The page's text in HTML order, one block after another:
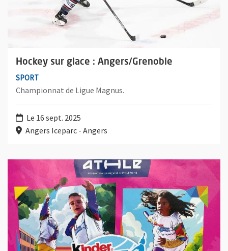
Hockey sur glace : Angers/Grenoble
SPORT
Championnat de Ligue Magnus.
Le 16 sept. 2025
Angers Iceparc - Angers
Plus d'information sur l'évènement : Découvrir l'athlétisme -